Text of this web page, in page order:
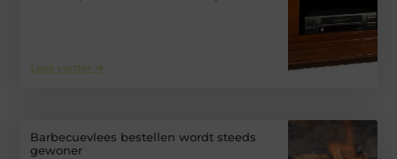
Lees verder ➜
Barbecuevlees bestellen wordt steeds
gewoner